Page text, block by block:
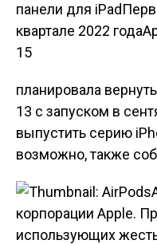
панели для
квартале 2022
15
планировала
13 с запуском в
выпустить серию
возможно, также
корпорации Apple.
использующих